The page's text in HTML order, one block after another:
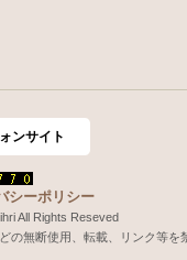
ンサイト
シーポリシー
All Rights Reseved
の無断使用、転載、リンク等を